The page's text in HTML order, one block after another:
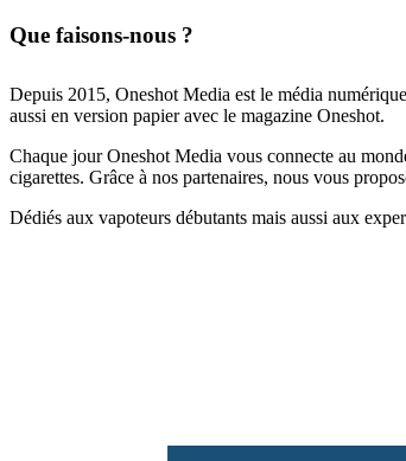
Que faisons-nous ?
Depuis 2015, Oneshot Media est le média
aussi en version papier avec le magazine Oneshot.
Chaque jour Oneshot Media vous connecte au
cigarettes. Grâce à nos partenaires, nous vous
Dédiés aux vapoteurs débutants mais aussi aux